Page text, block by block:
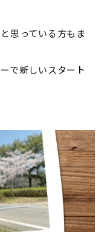
思っている方もま
で新しいスタート